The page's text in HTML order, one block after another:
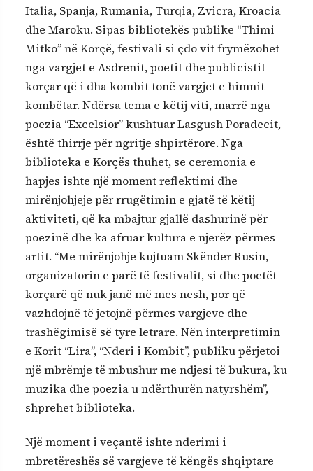
Italia, Spanja, Rumania, Turqia, Zvicra, Kroacia
dhe Maroku. Sipas bibliotekës publike “Thimi
Mitko” në Korçë, festivali si çdo vit frymëzohet
nga vargjet e Asdrenit, poetit dhe publicistit
korçar që i dha kombit tonë vargjet e himnit
kombëtar. Ndërsa tema e këtij viti, marrë nga
poezia “Excelsior” kushtuar Lasgush Poradecit,
është thirrje për ngritje shpirtërore. Nga
biblioteka e Korçës thuhet, se ceremonia e
hapjes ishte një moment reflektimi dhe
mirënjohjeje për rrugëtimin e gjatë të këtij
aktiviteti, që ka mbajtur gjallë dashurinë për
poezinë dhe ka afruar kultura e njerëz përmes
artit. “Me mirënjohje kujtuam Skënder Rusin,
organizatorin e parë të festivalit, si dhe poetët
korçarë që nuk janë më mes nesh, por që
vazhdojnë të jetojnë përmes vargjeve dhe
trashëgimisë së tyre letrare. Nën interpretimin
e Korit “Lira”, “Nderi i Kombit”, publiku përjetoi
një mbrëmje të mbushur me ndjesi të bukura, ku
muzika dhe poezia u ndërthurën natyrshëm”,
shprehet biblioteka.
Një moment i veçantë ishte nderimi i
mbretëreshës së vargjeve të këngës shqiptare